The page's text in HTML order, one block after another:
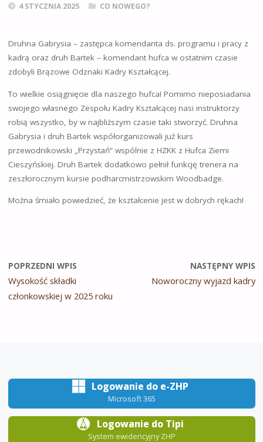
4 STYCZNIA 2025 CO NOWEGO?
Druhna Gabrysia – zastępca komendanta ds. programu i pracy z
kadrą oraz druh Bartek – komendant hufca w ostatnim czasie
zdobyli Brązowe Odznaki Kadry Kształcącej.
To wielkie osiągnięcie dla naszego hufca! Pomimo nieposiadania
swojego własnego Zespołu Kadry Kształcącej nasi instruktorzy
robią wszystko, by w najbliższym czasie taki stworzyć. Druhna
Gabrysia i druh Bartek współorganizowali już kurs
przewodnikowski „Przystań” wspólnie z HZKK z Hufca Ziemi
Cieszyńskiej. Druh Bartek dodatkowo pełnił funkcję trenera na
zeszłorocznym kursie podharcmistrzowskim Woodbadge.
Można śmiało powiedzieć, że kształcenie jest w dobrych rękach!
POPRZEDNI WPIS
Wysokość składki
członkowskiej w 2025 roku
NASTĘPNY WPIS
Noworoczny wyjazd kadry
Logowanie do e-ZHP
Microsoft 365
Logowanie do Tipi
System ewidencyjny ZHP